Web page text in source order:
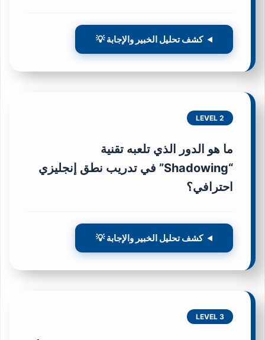
كشف تحليل الخبير والإجابة 💡
LEVEL 2
ما هو الدور الذي تلعبه تقنية
“Shadowing” في تدريب نطق إنجليزي
احترافي؟
كشف تحليل الخبير والإجابة 💡
LEVEL 3